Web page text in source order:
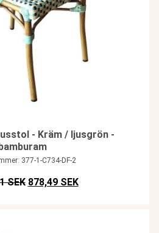
- Kräm / ljusgrön -
377-1-C734-DF-2
SEK Det ursprungliga priset var:
878,49 SEKDet nuvarande